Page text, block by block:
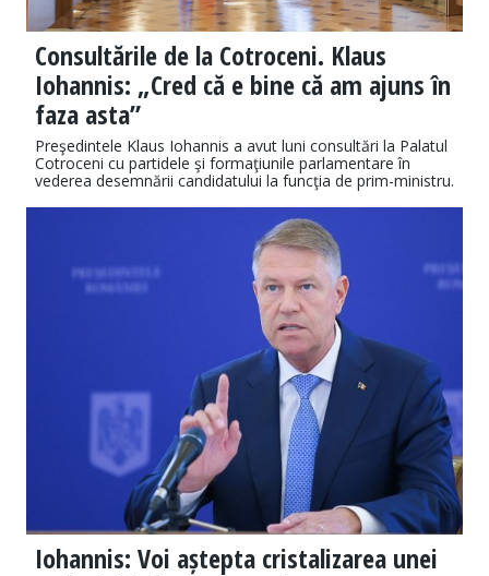
Consultările de la Cotroceni. Klaus
Iohannis: „Cred că e bine că am ajuns în
faza asta”
Preşedintele Klaus Iohannis a avut luni consultări la Palatul
Cotroceni cu partidele şi formaţiunile parlamentare în
vederea desemnării candidatului la funcţia de prim-ministru.
Iohannis: Voi aștepta cristalizarea unei